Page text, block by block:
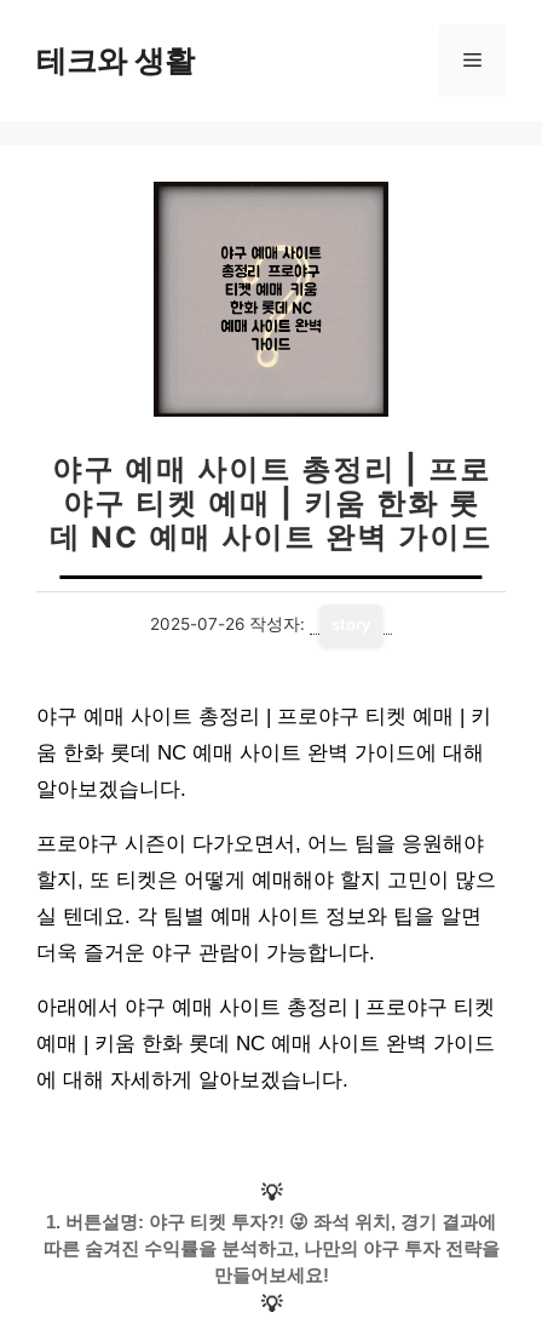
테크와 생활 메
야구 예매 사이트 총정리 | 프로
야구 티켓 예매 | 키움 한화 롯
데 NC 예매 사이트 완벽 가이드
2025-07-26 작성자:
야구 예매 사이트 총정리 | 프로야구 티켓 예매 | 키
움 한화 롯데 NC 예매 사이트 완벽 가이드에 대해
알아보겠습니다.
프로야구 시즌이 다가오면서, 어느 팀을 응원해야
할지, 또 티켓은 어떻게 예매해야 할지 고민이 많으
실 텐데요. 각 팀별 예매 사이트 정보와 팁을 알면
더욱 즐거운 야구 관람이 가능합니다.
아래에서 야구 예매 사이트 총정리 | 프로야구 티켓
예매 | 키움 한화 롯데 NC 예매 사이트 완벽 가이드
에 대해 자세하게 알아보겠습니다.
💡
1. 버튼설명: 야구 티켓 투자?! 😜 좌석 위치, 경기 결과에
따른 숨겨진 수익률을 분석하고, 나만의 야구 투자 전략을
만들어보세요!
💡